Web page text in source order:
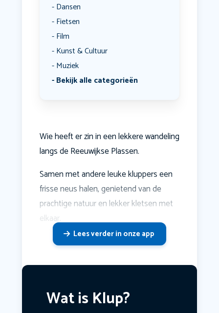
Dansen
Fietsen
Film
Kunst & Cultuur
Muziek
Bekijk alle categorieën
Wie heeft er zin in een lekkere wandeling
langs de Reeuwijkse Plassen.
Samen met andere leuke kluppers een
frisse neus halen, genietend van de
prachtige natuur en lekker kletsen met
elkaar.
Lees verder in onze app
Wat is Klup?